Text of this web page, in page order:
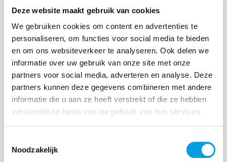
Deze website maakt gebruik van cookies
We gebruiken cookies om content en advertenties te
personaliseren, om functies voor social media te bieden
en om ons websiteverkeer te analyseren. Ook delen we
informatie over uw gebruik van onze site met onze
partners voor social media, adverteren en analyse. Deze
partners kunnen deze gegevens combineren met andere
informatie die u aan ze heeft verstrekt of die ze hebben
verzameld op basis van uw gebruik van hun services.
Noodzakelijk
Normale prijs:
€ 24,99
Prijzen incl. BTW en excl. verzendkosten
Producthoeveelheid: Voer de gewenste